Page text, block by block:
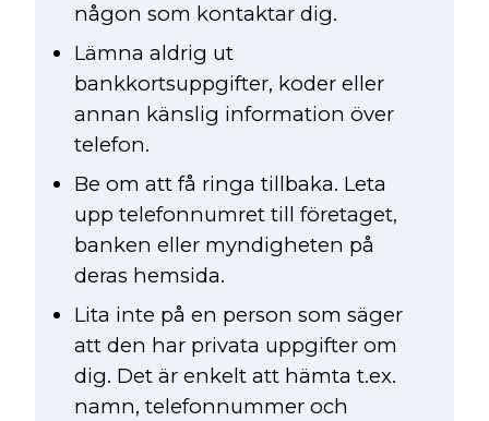
någon som kontaktar dig.
Lämna aldrig ut
bankkortsuppgifter, koder eller
annan känslig information över
telefon.
Be om att få ringa tillbaka. Leta
upp telefonnumret till företaget,
banken eller myndigheten på
deras hemsida.
Lita inte på en person som säger
att den har privata uppgifter om
dig. Det är enkelt att hämta t.ex.
namn, telefonnummer och